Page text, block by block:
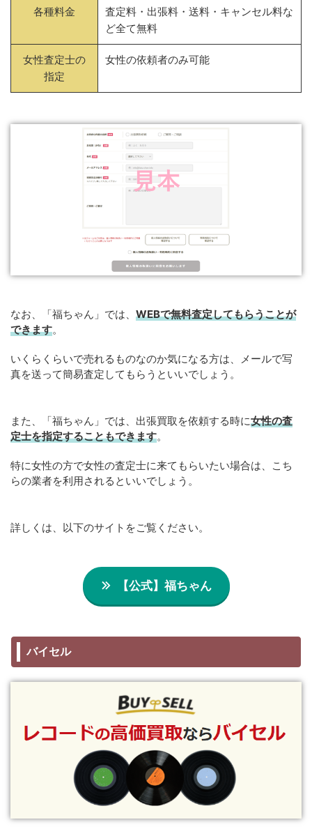
各種料金
査定料・出張料・送料・キャンセル料な
ど全て無料
女性査定士の
指定
女性の依頼者のみ可能
なお、「福ちゃん」では、 WEBで無料査定してもらうことが
できます。
いくらくらいで売れるものなのか気になる方は、メールで写
真を送って簡易査定してもらうといいでしょう。
また、「福ちゃん」では、出張買取を依頼する時に女性の査
定士を指定することもできます。
特に女性の方で女性の査定士に来てもらいたい場合は、こち
らの業者を利用されるといいでしょう。
詳しくは、以下のサイトをご覧ください。
【公式】福ちゃん
バイセル